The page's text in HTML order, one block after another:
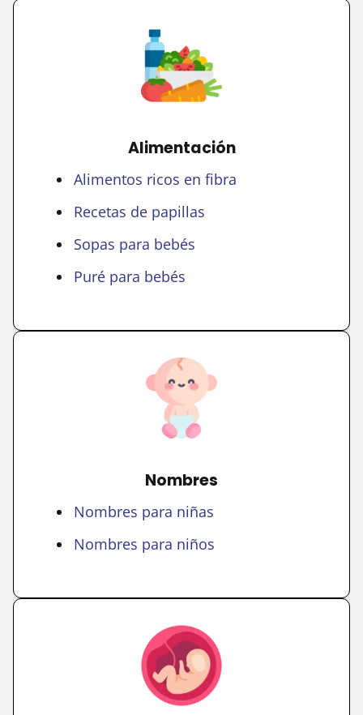
Alimentación
Alimentos ricos en fibra
Recetas de papillas
Sopas para bebés
Puré para bebés
Nombres
Nombres para niñas
Nombres para niños